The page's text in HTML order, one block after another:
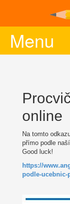
Menu
online
Na tomto
přímo podle
Good luck!
https://
podle-ucebnic-